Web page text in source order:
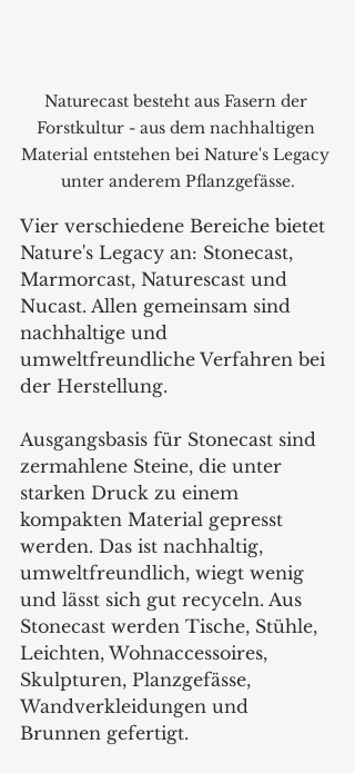
Naturecast besteht aus Fasern der
Forstkultur - aus dem nachhaltigen
Material entstehen bei Nature's Legacy
unter anderem Pflanzgefässe.
Vier verschiedene Bereiche bietet
Nature's Legacy an: Stonecast,
Marmorcast, Naturescast und
Nucast. Allen gemeinsam sind
nachhaltige und
umweltfreundliche Verfahren bei
der Herstellung.
Ausgangsbasis für Stonecast sind
zermahlene Steine, die unter
starken Druck zu einem
kompakten Material gepresst
werden. Das ist nachhaltig,
umweltfreundlich, wiegt wenig
und lässt sich gut recyceln. Aus
Stonecast werden Tische, Stühle,
Leichten, Wohnaccessoires,
Skulpturen, Planzgefässe,
Wandverkleidungen und
Brunnen gefertigt.